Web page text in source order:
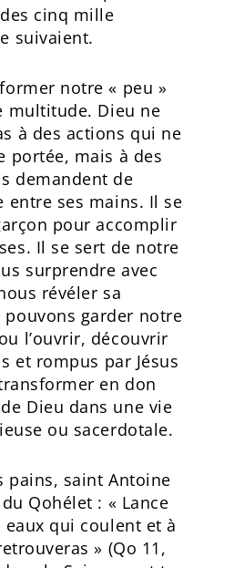
cinq mille
suivaient.
notre « peu »
multitude. Dieu ne
à des actions qui ne
portée, mais à des
demandent de
entre ses mains. Il se
pour accomplir
Il se sert de notre
surprendre avec
révéler sa
garder notre
l’ouvrir, découvrir
et rompus par Jésus
en don
Dieu dans une vie
ou sacerdotale.
pains, saint Antoine
Qohélet : « Lance
qui coulent et à
» (Qo 11,